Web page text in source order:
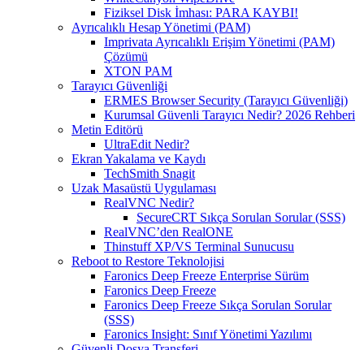
Fiziksel Disk İmhası: PARA KAYBI!
Ayrıcalıklı Hesap Yönetimi (PAM)
Imprivata Ayrıcalıklı Erişim Yönetimi (PAM)
Çözümü
XTON PAM
Tarayıcı Güvenliği
ERMES Browser Security (Tarayıcı Güvenliği)
Kurumsal Güvenli Tarayıcı Nedir? 2026 Rehberi
Metin Editörü
UltraEdit Nedir?
Ekran Yakalama ve Kaydı
TechSmith Snagit
Uzak Masaüstü Uygulaması
RealVNC Nedir?
SecureCRT Sıkça Sorulan Sorular (SSS)
RealVNC’den RealONE
Thinstuff XP/VS Terminal Sunucusu
Reboot to Restore Teknolojisi
Faronics Deep Freeze Enterprise Sürüm
Faronics Deep Freeze
Faronics Deep Freeze Sıkça Sorulan Sorular
(SSS)
Faronics Insight: Sınıf Yönetimi Yazılımı